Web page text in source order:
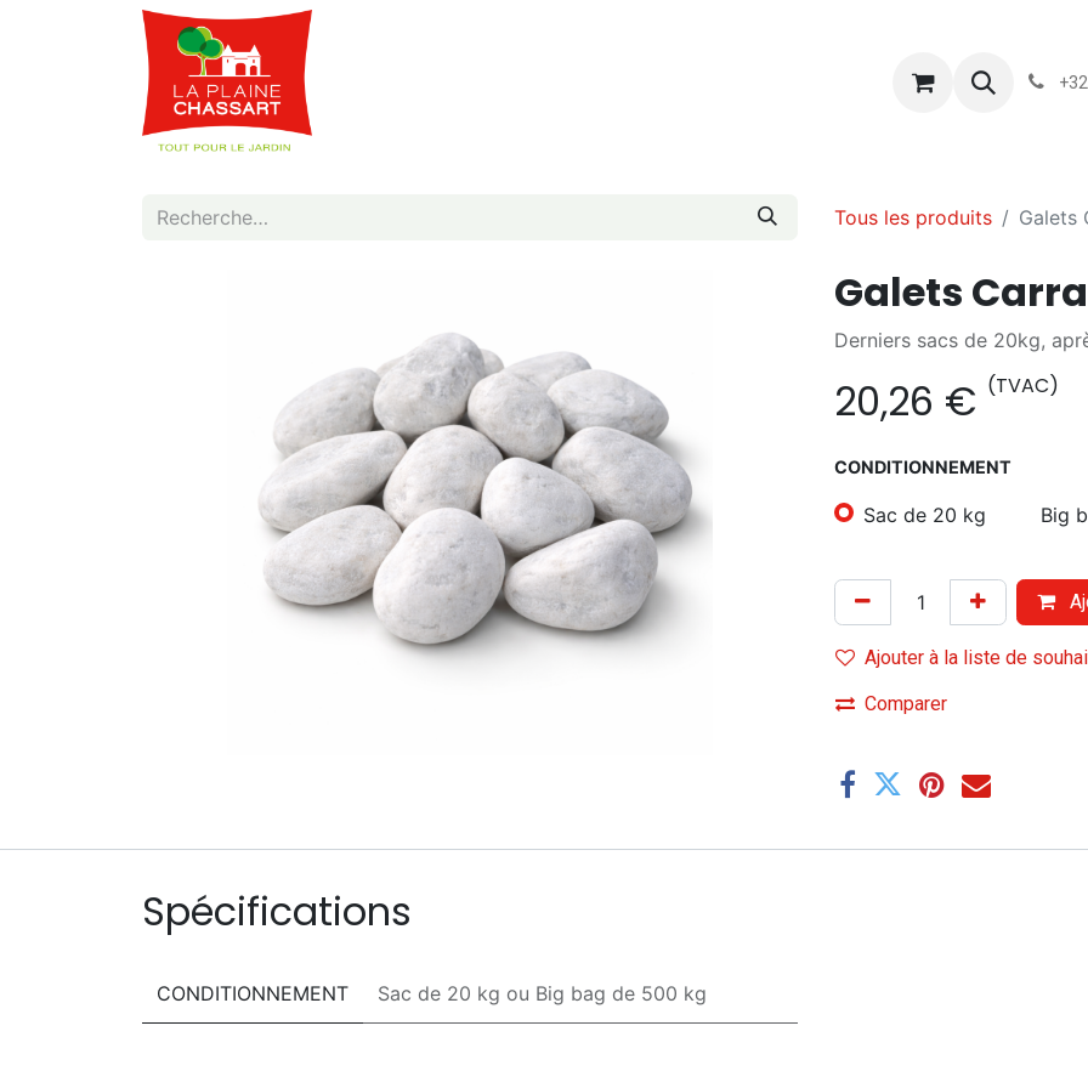
Conditions-
Tous les produits Galets
Galets
Derniers sacs de 20kg,
20,26 € (TVAC)
CONDITIONNEMENT
Sac de 20 kg Big
Ajouter à la liste de
Comparer
Spécifications
CONDITIONNEMENT Sac de 20 kg ou Big bag de 500 kg